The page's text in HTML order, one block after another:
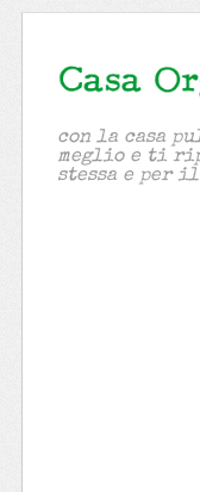
con la casa
meglio e ti
stessa e per